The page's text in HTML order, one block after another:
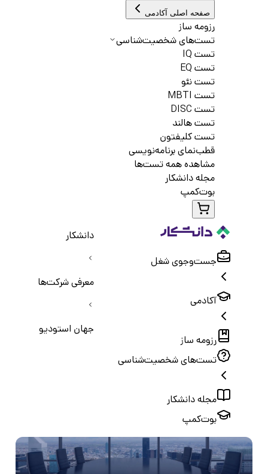
صفحه اصلی آکادمی
رزومه ساز
تست‌های شخصیت‌شناسی
تست IQ
تست EQ
تست نئو
تست MBTI
تست DISC
تست هالند
تست کلیفتون
قطب‌نمای برنامه‌نویسی
مشاهده همه تست‌ها
مجله دانشکار
بوت‌کمپ
جست‌و‌جوی شغل
آکادمی
رزومه ساز
تست‌های شخصیت‌شناسی
مجله دانشکار
بوت‌کمپ
دانشکار
معرفی شرکت‌ها
جهان استودیو